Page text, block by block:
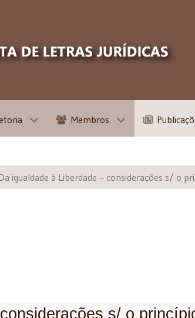
Membros
igualdade à Liberdade – considerações s/ o
s/ o